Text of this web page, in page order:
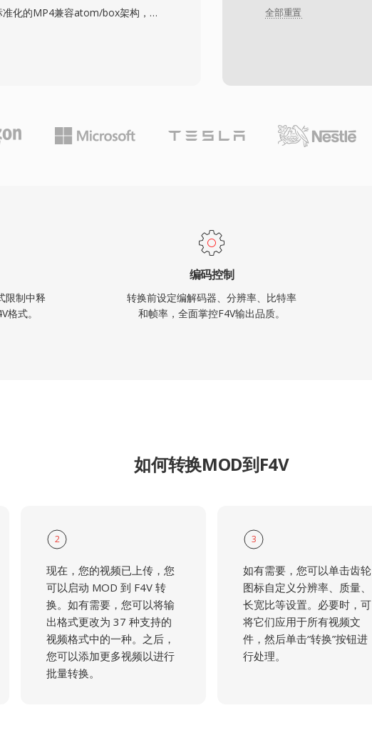
全部重置
化的MP4兼容atom/box架构，使
的互操作性。该格式支持高级功
支持渐进式下载和动态流媒体传
选项。虽然Flash Player的衰落和
限制中释
格式。
编码控制
转换前设定编解码器、分辨率、比特率
和帧率，全面掌控F4V输出品质。
如何转换MOD到F4V
2
现在，您的视频已上传，您
可以启动 MOD 到 F4V 转
换。如有需要，您可以将输
出格式更改为 37 种支持的
视频格式中的一种。之后，
您可以添加更多视频以进行
批量转换。
3
如有需要，您可以单击齿轮
图标自定义分辨率、质量、
长宽比等设置。必要时，可
将它们应用于所有视频文
件，然后单击“转换”按钮进
行处理。